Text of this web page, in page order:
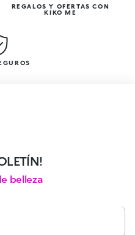
REGALOS Y OFERTAS CON
KIKO ME
belleza